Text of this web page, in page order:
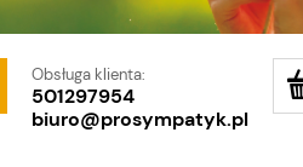
Obsługa klienta:
501297954
biuro@prosympatyk.pl